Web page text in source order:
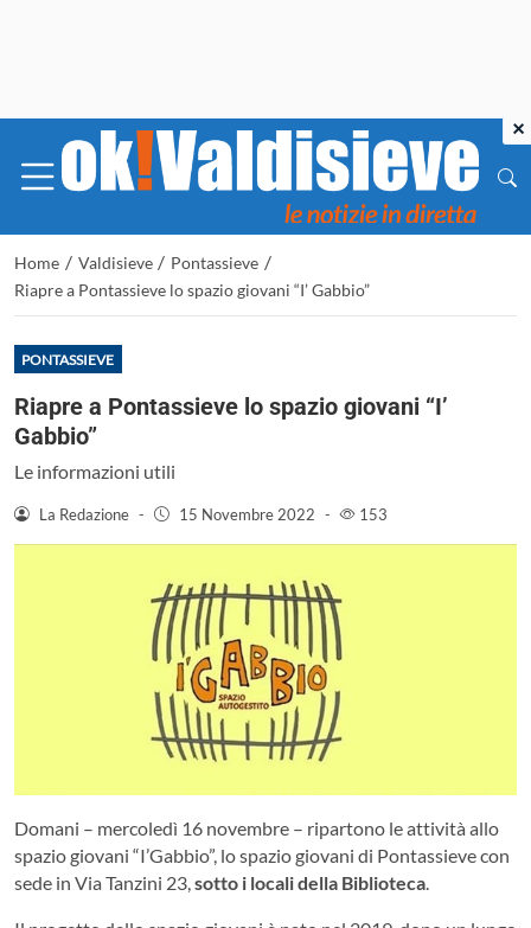
Home / Valdisieve / Pontassieve /
Riapre a Pontassieve lo spazio giovani “I’ Gabbio”
PONTASSIEVE
Riapre a Pontassieve lo spazio giovani “I’
Gabbio”
Le informazioni utili
La Redazione - 15 Novembre 2022 - 153
Domani – mercoledì 16 novembre – ripartono le attività allo
spazio giovani “I’Gabbio”, lo spazio giovani di Pontassieve con
sede in Via Tanzini 23,sotto i locali della Biblioteca.
×